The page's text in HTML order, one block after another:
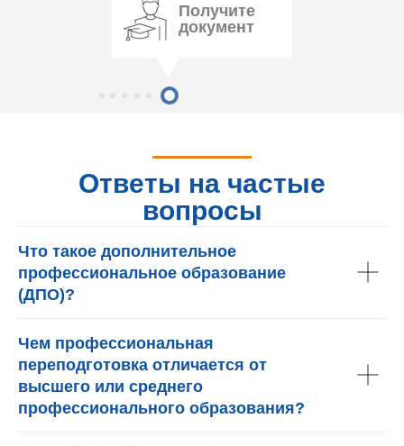
Получите
документ
Ответы на частые
вопросы
Что такое дополнительное
профессиональное образование
(ДПО)?
Чем профессиональная
переподготовка отличается от
высшего или среднего
профессионального образования?